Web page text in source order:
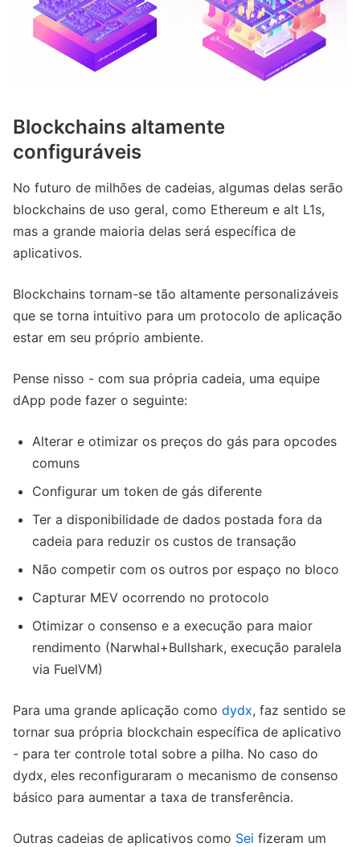
Blockchains altamente
configuráveis
No futuro de milhões de cadeias, algumas delas serão
blockchains de uso geral, como Ethereum e alt L1s,
mas a grande maioria delas será específica de
aplicativos.
Blockchains tornam-se tão altamente personalizáveis ​​
que se torna intuitivo para um protocolo de aplicação
estar em seu próprio ambiente.
Pense nisso - com sua própria cadeia, uma equipe
dApp pode fazer o seguinte:
Alterar e otimizar os preços do gás para opcodes
comuns
Configurar um token de gás diferente
Ter a disponibilidade de dados postada fora da
cadeia para reduzir os custos de transação
Não competir com os outros por espaço no bloco
Capturar MEV ocorrendo no protocolo
Otimizar o consenso e a execução para maior
rendimento (Narwhal+Bullshark, execução paralela
via FuelVM)
Para uma grande aplicação como dydx, faz sentido se
tornar sua própria blockchain específica de aplicativo
- para ter controle total sobre a pilha. No caso do
dydx, eles reconfiguraram o mecanismo de consenso
básico para aumentar a taxa de transferência.
Outras cadeias de aplicativos como Sei fizeram um